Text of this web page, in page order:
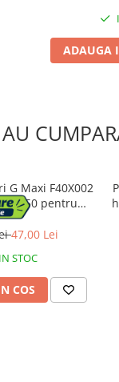
ADAUGA
G Maxi F40X002
150 pentru
in pardoseala
47,00 Lei
IN STOC
COS